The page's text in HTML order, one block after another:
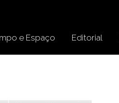
e Espaço Editorial